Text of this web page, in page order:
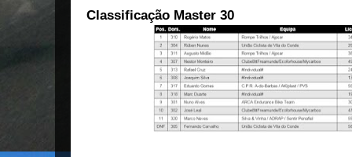
Classificação Master 30